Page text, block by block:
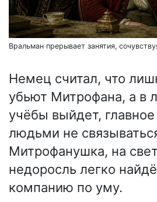
Вральман прерывает занятия,
Немец считал, что
убьют Митрофана, а в
учёбы выйдет,
людьми не
Митрофанушка, на
недоросль легко
компанию по уму.